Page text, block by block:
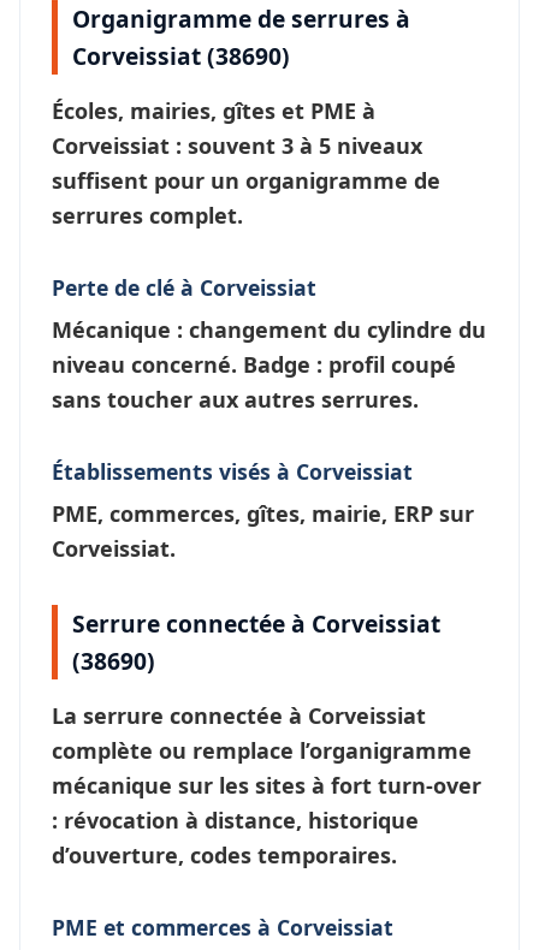
Organigramme de serrures à
Corveissiat (38690)
Écoles, mairies, gîtes et PME à
Corveissiat : souvent 3 à 5 niveaux
suffisent pour un organigramme de
serrures complet.
Perte de clé à Corveissiat
Mécanique : changement du cylindre du
niveau concerné. Badge : profil coupé
sans toucher aux autres serrures.
Établissements visés à Corveissiat
PME, commerces, gîtes, mairie, ERP sur
Corveissiat.
Serrure connectée à Corveissiat
(38690)
La serrure connectée à Corveissiat
complète ou remplace l’organigramme
mécanique sur les sites à fort turn-over
: révocation à distance, historique
d’ouverture, codes temporaires.
PME et commerces à Corveissiat